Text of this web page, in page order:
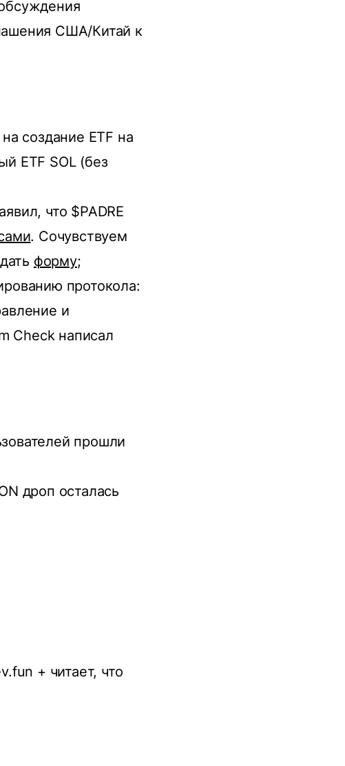
США/Китай к
создание ETF на
ETF SOL (без
что $PADRE
. Cочувствуем
форму;
протокола:
и
Cheсk написал
прошли
дроп осталась
+ читает, что